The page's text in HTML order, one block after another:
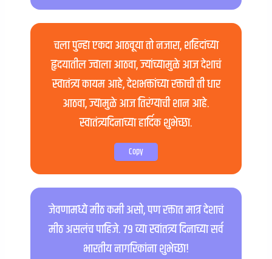
चला पुन्हा एकदा आठवूया तो नजारा, शहिदांच्या
हृदयातील ज्वाला आठवा, ज्यांच्यामुळे आज देशाचं
स्वातंत्र्य कायम आहे, देशभक्तांच्या रक्ताची ती धार
आठवा, ज्यामुळे आज तिरंग्याची शान आहे.
स्वातंत्र्यदिनाच्या हार्दिक शुभेच्छा.
Copy
जेवणामध्ये मीठ कमी असो, पण रक्तात मात्र देशाचं
मीठ असलंच पाहिजे. ७९ व्या स्वांतत्र्य दिनाच्या सर्व
भारतीय नागरिकांना शुभेच्छा!